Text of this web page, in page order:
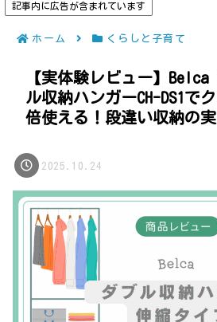
記事内に広告が含まれています
ホーム くらしと子育て
【実体験レビュー】Belca
ル収納ハンガーCH-DS1で
倍使える！段違い収納の
2025.10.24